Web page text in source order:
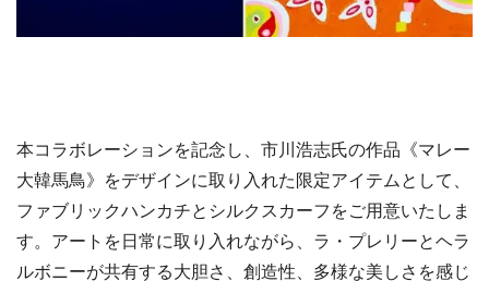
本コラボレーションを記念し、市川浩志氏の作品《マレー
大韓馬鳥》をデザインに取り入れた限定アイテムとして、
ファブリックハンカチとシルクスカーフをご用意いたしま
す。アートを日常に取り入れながら、ラ・プレリーとヘラ
ルボニーが共有する大胆さ、創造性、多様な美しさを感じ